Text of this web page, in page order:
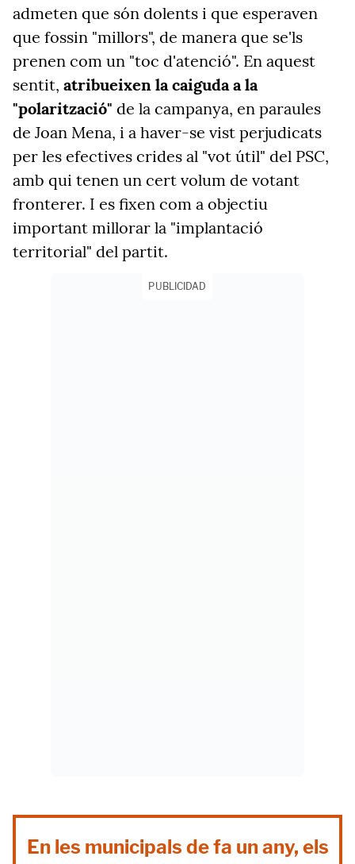
admeten que són dolents i que esperaven
que fossin "millors", de manera que se'ls
prenen com un "toc d'atenció". En aquest
sentit, atribueixen la caiguda a la
"polarització" de la campanya, en paraules
de Joan Mena, i a haver-se vist perjudicats
per les efectives crides al "vot útil" del PSC,
amb qui tenen un cert volum de votant
fronterer. I es fixen com a objectiu
important millorar la "implantació
territorial" del partit.
PUBLICIDAD
En les municipals de fa un any, els